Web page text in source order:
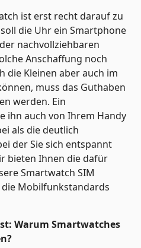
ist erst recht darauf zu
die Uhr ein Smartphone
nachvollziehbaren
Anschaffung noch
die Kleinen aber auch im
muss das Guthaben
werden. Ein
ihn auch von Ihrem Handy
als die deutlich
der Sie sich entspannt
bieten Ihnen die dafür
Smartwatch SIM
Mobilfunkstandards
Warum Smartwatches